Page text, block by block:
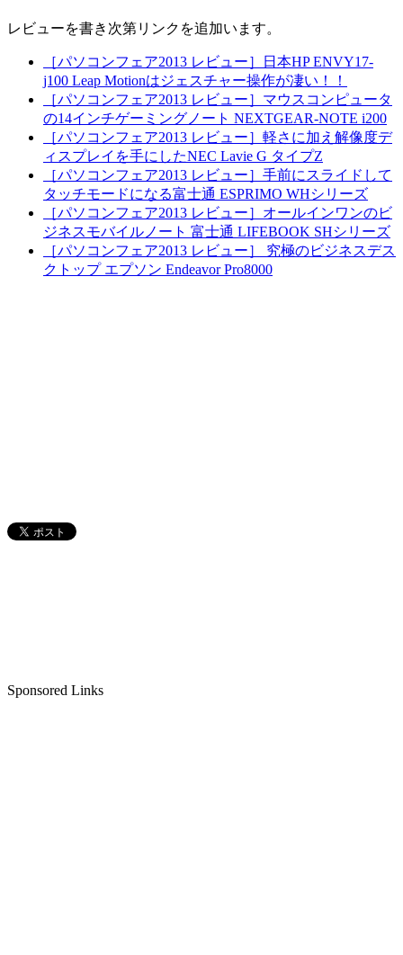
レビューを書き次第リンクを追加います。
［パソコンフェア2013 レビュー］日本HP ENVY17-
j100 Leap Motionはジェスチャー操作が凄い！！
［パソコンフェア2013 レビュー］マウスコンピュータ
の14インチゲーミングノート NEXTGEAR-NOTE i200
［パソコンフェア2013 レビュー］軽さに加え解像度デ
ィスプレイを手にしたNEC Lavie G タイプZ
［パソコンフェア2013 レビュー］手前にスライドして
タッチモードになる富士通 ESPRIMO WHシリーズ
［パソコンフェア2013 レビュー］オールインワンのビ
ジネスモバイルノート 富士通 LIFEBOOK SHシリーズ
［パソコンフェア2013 レビュー］ 究極のビジネスデス
クトップ エプソン Endeavor Pro8000
Sponsored Links